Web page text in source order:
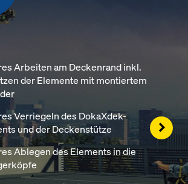
Arbeiten am Deckenrand inkl.
der Elemente mit montiertem
Verriegeln des DokaXdek-
und der Deckenstütze
Ablegen des Elements in die
Right